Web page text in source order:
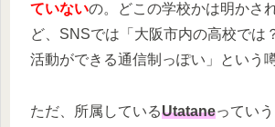
ていないの。どこの学校かは明かさ
ど、SNSでは「大阪市内の高校では
活動ができる通信制っぽい」という
ただ、所属しているUtataneってい